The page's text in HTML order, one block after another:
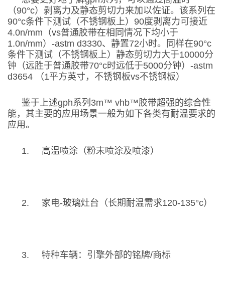
（90°c）剥离力及静态剪切力来加以佐证。该系列在
90°c条件下测试（不锈钢板上） 90度剥离力可接近
4.0n/mm （vs普通胶带在相同情况下均小于
1.0n/mm） -astm d3330、静置72小时。同样在90°c
条件下测试（不锈钢板上）静态剪切力大于10000分
钟（远胜于普通胶带70°c时远低于5000分钟） -astm
d3654
（1平方英寸，不锈钢板vs不锈钢板）
鉴于上述gph系列 3m™ vhb™胶带超强的综合性
能，其主要的应用场景一般为如下各类有耐温要求的
应用。
1. 高温喷涂（粉末喷涂及喷漆）
2. 家电-玻璃灶台（长期耐温需求120-135°c）
3. 特种车辆：引擎外部的铭牌/商标